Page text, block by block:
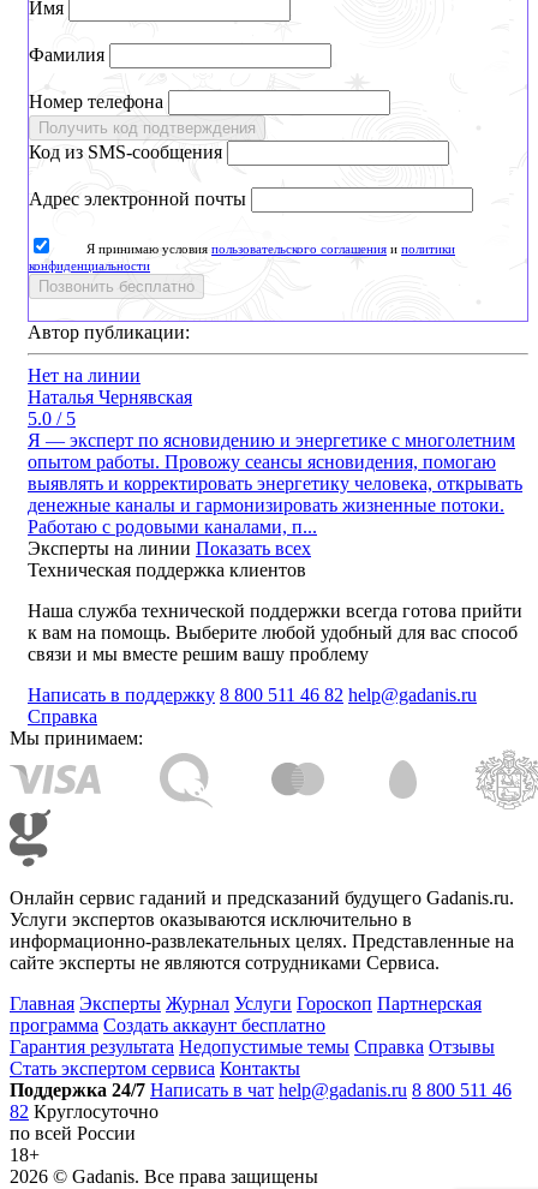
Имя
Фамилия
Номер телефона
Получить код подтверждения
Код из SMS-сообщения
Адрес электронной почты
Я принимаю условия пользовательского соглашения и политики
конфиденциальности
Позвонить бесплатно
Автор публикации:
Нет на линии
Наталья Чернявская
5.0 / 5
Я — эксперт по ясновидению и энергетике с многолетним
опытом работы. Провожу сеансы ясновидения, помогаю
выявлять и корректировать энергетику человека, открывать
денежные каналы и гармонизировать жизненные потоки.
Работаю с родовыми каналами, п...
Эксперты на линии Показать всех
Техническая поддержка клиентов
Наша служба технической поддержки всегда готова прийти
к вам на помощь. Выберите любой удобный для вас способ
связи и мы вместе решим вашу проблему
Написать в поддержку 8 800 511 46 82 help@gadanis.ru
Справка
Мы принимаем:
Онлайн сервис гаданий и предсказаний будущего Gadanis.ru.
Услуги экспертов оказываются исключительно в
информационно-развлекательных целях. Представленные на
сайте эксперты не являются сотрудниками Сервиса.
Главная Эксперты Журнал Услуги Гороскоп Партнерская
программа Создать аккаунт бесплатно
Гарантия результата Недопустимые темы Справка Отзывы
Стать экспертом сервиса Контакты
Поддержка 24/7 Написать в чат help@gadanis.ru 8 800 511 46
82 Круглосуточно
по всей России
18+
2026 © Gadanis. Все права защищены